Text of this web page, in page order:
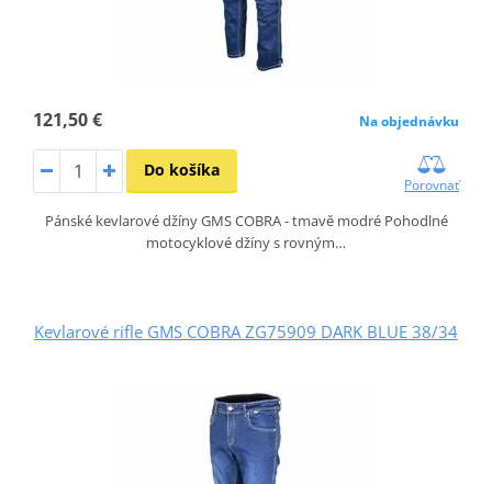
121,50 € Na objednávku
Do košíka
Porovnať
Pánské kevlarové džíny GMS COBRA - tmavě modré Pohodlné
motocyklové džíny s rovným…
Kevlarové rifle GMS COBRA ZG75909 DARK BLUE 38/34